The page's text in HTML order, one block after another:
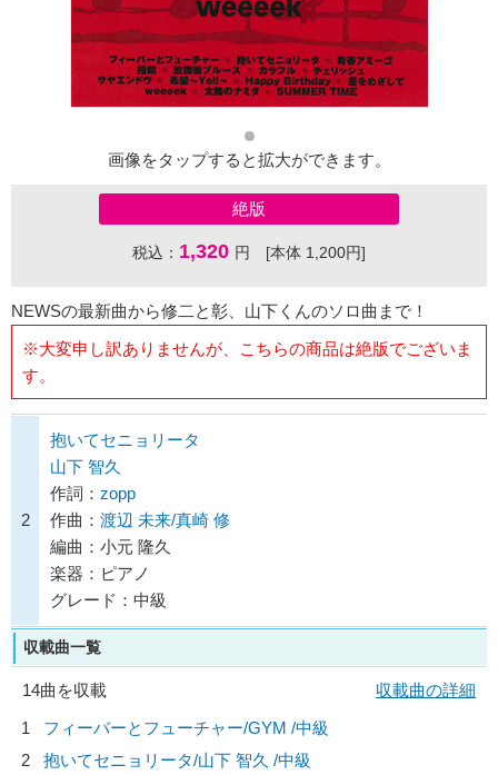
画像をタップすると拡大ができます。
絶版
税込： 1,320 円 [本体 1,200円]
NEWSの最新曲から修二と彰、山下くんのソロ曲まで！
※大変申し訳ありませんが、こちらの商品は絶版でございま
す。
2
抱いてセニョリータ
山下 智久
作詞： zopp
作曲： 渡辺 未来/真崎 修
編曲：小元 隆久
楽器：ピアノ
グレード：中級
収載曲一覧
14曲を収載
収載曲の詳細
1
フィーバーとフューチャー/GYM /中級
2
抱いてセニョリータ/山下 智久 /中級